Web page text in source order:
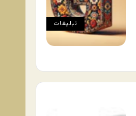
تبلیغات